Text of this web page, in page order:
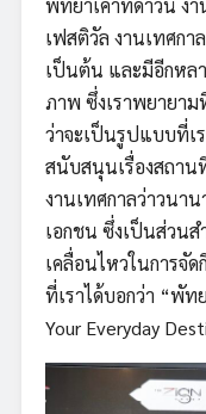
พัทยาเคาท์ดาวน์ ง
เฟสติวัล งานเทศก
เป็นต้น และมีอีกหล
ภาพ ซึ่งเราพยายา
ว่าจะเป็นรูปแบบที่
สนับสนุนเรื่องสถาน
งานเทศกาลว่าวนา
เอกชน ซึ่งเป็นส่วนส
เคลื่อนไหวในการจั
ที่เราได้บอกว่า “พัท
Your Everyday